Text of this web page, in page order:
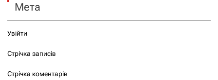
Мета
Увійти
Стрічка записів
Стрічка коментарів